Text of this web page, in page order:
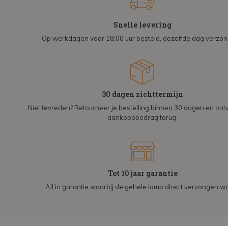
Snelle levering
Op werkdagen voor 18:00 uur besteld, dezelfde dag
30 dagen zichttermijn
Niet tevreden? Retourneer je bestelling binnen 30 dagen en
aankoopbedrag terug.
Tot 10 jaar garantie
All in garantie waarbij de gehele lamp direct vervangen